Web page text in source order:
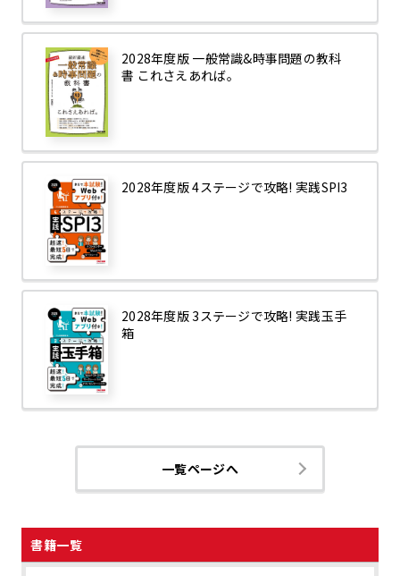
書籍一覧
2028年度版 一般常識&時事問題の教科
書 これさえあれば。
2028年度版 4ステージで攻略! 実践SPI3
2028年度版 3ステージで攻略! 実践玉手
箱
一覧ページへ